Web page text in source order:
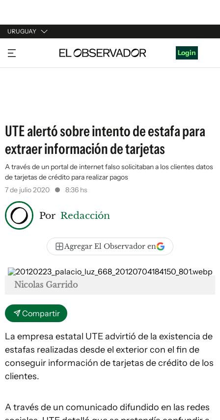
URUGUAY
URUGUAY
ARGENTINA
Login
UTE alertó sobre intento de estafa para
extraer información de tarjetas
A través de un portal de internet falso solicitaban a los clientes datos
de tarjetas de crédito para realizar pagos
7 de julio 2020
8:36 hs
Por Redacción
Agregar El Observador en
Nicolas Garrido
Compartir
La empresa estatal UTE advirtió de la existencia de
estafas realizadas desde el exterior con el fin de
conseguir información de tarjetas de crédito de los
clientes.
A través de un comunicado difundido en las redes